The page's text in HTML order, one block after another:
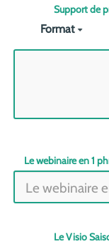
Support de
Format
Le webinaire en 1
Le Visio